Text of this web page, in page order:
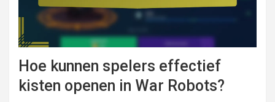
Hoe kunnen spelers effectief
kisten openen in War Robots?